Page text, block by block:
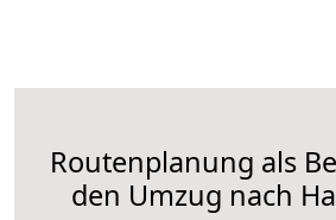
Routenplanung als
den Umzug nach